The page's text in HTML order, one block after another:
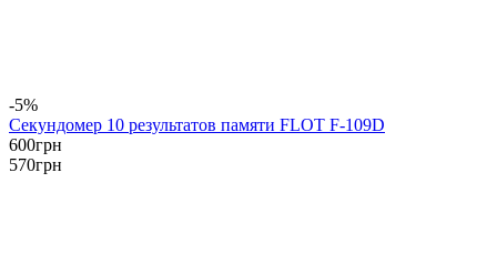
-5%
Секундомер 10 результатов памяти FLOT F-109D
600грн
570грн